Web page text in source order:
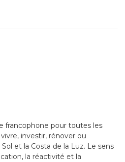
francophone pour toutes les
investir, rénover ou
et la Costa de la Luz. Le sens
la réactivité et la